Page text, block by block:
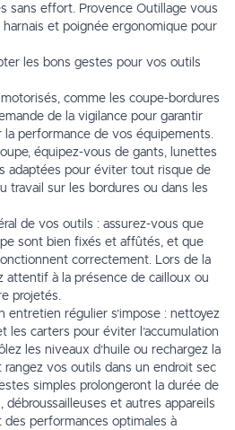
sans effort. Provence Outillage vous
et poignée ergonomique pour
les bons gestes pour vos outils
comme les coupe-bordures
de la vigilance pour garantir
performance de vos équipements.
équipez-vous de gants, lunettes
adaptées pour éviter tout risque de
travail sur les bordures ou dans les
de vos outils : assurez-vous que
sont bien fixés et affûtés, et que
correctement. Lors de la
attentif à la présence de cailloux ou
projetés.
entretien régulier s’impose : nettoyez
les carters pour éviter l’accumulation
les niveaux d’huile ou rechargez la
vos outils dans un endroit sec
simples prolongeront la durée de
et autres appareils
performances optimales à